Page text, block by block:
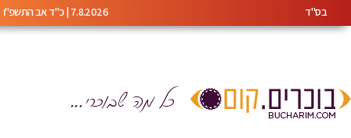
בס"ד 7.8.2026 | כ"ד אב התשפ"ו